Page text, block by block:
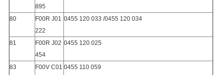
895
80
F00R J01
222
0455 120 033 /0455 120 034
81
F00R J02
454
0455 120 025
83
F00V C01 0455 110 059